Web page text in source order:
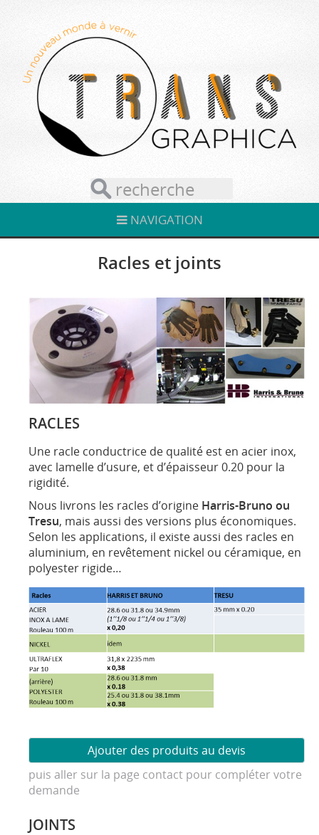
NAVIGATION
Racles et joints
RACLES
Une racle conductrice de qualité est en acier inox,
avec lamelle d’usure, et d’épaisseur 0.20 pour la
rigidité.
Nous livrons les racles d’origine Harris-Bruno ou
Tresu, mais aussi des versions plus économiques.
Selon les applications, il existe aussi des racles en
aluminium, en revêtement nickel ou céramique, en
polyester rigide…
puis aller sur la page contact pour compléter votre
demande
JOINTS